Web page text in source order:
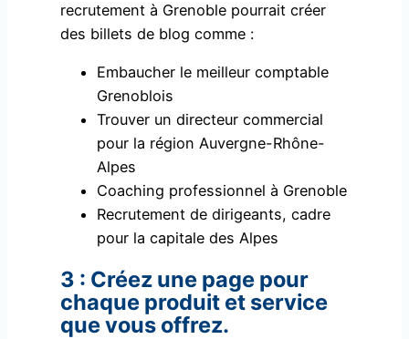
recrutement à Grenoble pourrait créer
des billets de blog comme :
Embaucher le meilleur comptable
Grenoblois
Trouver un directeur commercial
pour la région Auvergne-Rhône-
Alpes
Coaching professionnel à Grenoble
Recrutement de dirigeants, cadre
pour la capitale des Alpes
3 : Créez une page pour
chaque produit et service
que vous offrez.